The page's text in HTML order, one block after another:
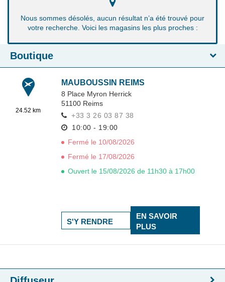
Nous sommes désolés, aucun résultat n’a été trouvé pour
votre recherche. Voici les magasins les plus proches :
Boutique
24.52 km
MAUBOUSSIN REIMS
8 Place Myron Herrick
51100 Reims
+33 3 26 03 87 38
10:00 - 19:00
Fermé le 10/08/2026
Fermé le 17/08/2026
Ouvert le 15/08/2026 de 11h30 à 17h00
EN SAVOIR
PLUS
S'Y RENDRE